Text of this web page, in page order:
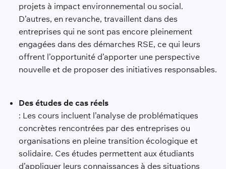
projets à impact environnemental ou social.
D’autres, en revanche, travaillent dans des
entreprises qui ne sont pas encore pleinement
engagées dans des démarches RSE, ce qui leurs
offrent l’opportunité d’apporter une perspective
nouvelle et de proposer des initiatives responsables.
Des études de cas réels
: Les cours incluent l’analyse de problématiques
concrètes rencontrées par des entreprises ou
organisations en pleine transition écologique et
solidaire. Ces études permettent aux étudiants
d’appliquer leurs connaissances à des situations